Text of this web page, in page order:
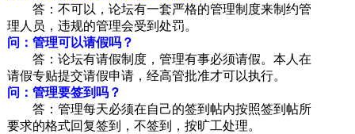
答：不可以，论坛有一套严格的管理制度来制约管
理人员，违规的管理会受到处罚。
问：管理可以请假吗？
答：论坛有请假制度，管理有事必须请假。本人在
请假专贴提交请假申请，经高管批准才可以执行。
问：管理要签到吗？
答：管理每天必须在自己的签到帖内按照签到帖所
要求的格式回复签到，不签到，按旷工处理。